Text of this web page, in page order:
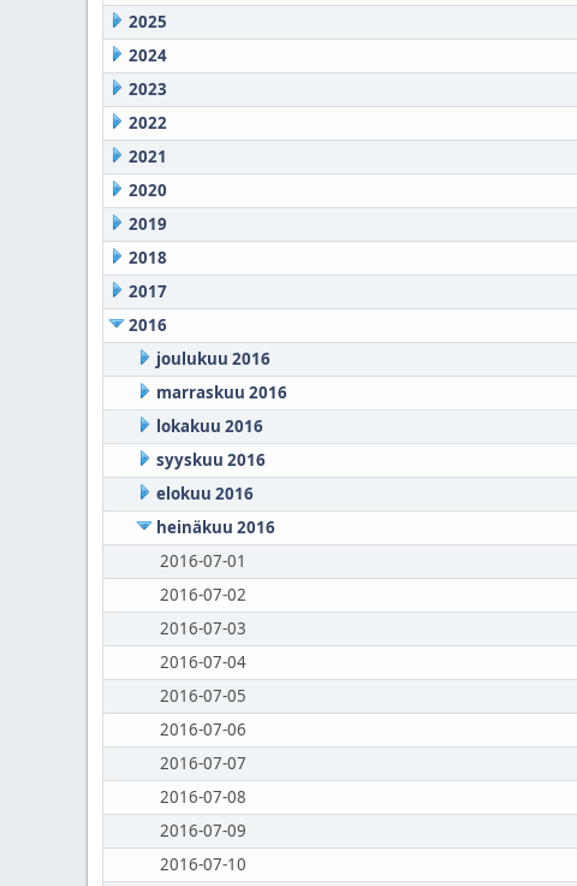
2025
2024
2023
2022
2021
2020
2019
2018
2017
2016
joulukuu 2016
marraskuu 2016
lokakuu 2016
syyskuu 2016
elokuu 2016
heinäkuu 2016
2016-07-01
2016-07-02
2016-07-03
2016-07-04
2016-07-05
2016-07-06
2016-07-07
2016-07-08
2016-07-09
2016-07-10